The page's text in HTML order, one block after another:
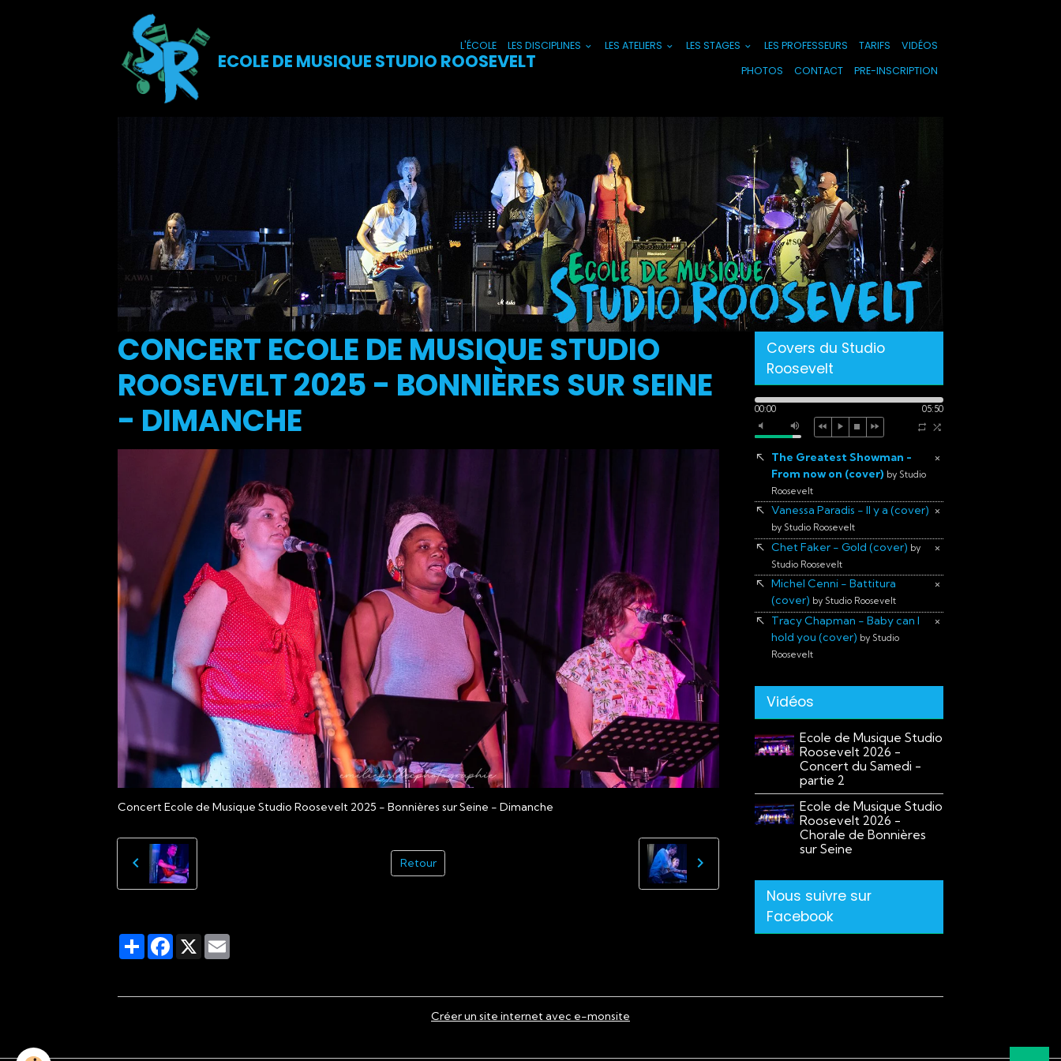
ECOLE DE MUSIQUE STUDIO ROOSEVELT
L'ÉCOLE LES DISCIPLINES LES ATELIERS LES STAGES LES PROFESSEURS TARIFS
VIDÉOS
PHOTOS
CONTACT PRE-INSCRIPTION
CONCERT ECOLE DE MUSIQUE STUDIO
ROOSEVELT 2025 - BONNIÈRES SUR SEINE
- DIMANCHE
Concert Ecole de Musique Studio Roosevelt 2025 - Bonnières sur Seine - Dimanche
Retour
PartagerFacebook
X
Covers du Studio
Roosevelt
00:00 05:50
×
The Greatest Showman -
From now on (cover) by Studio
Roosevelt
×
Vanessa Paradis - Il y a (cover)
by Studio Roosevelt
×
Chet Faker - Gold (cover) by
Studio Roosevelt
×
Michel Cenni - Battitura
(cover) by Studio Roosevelt
×
Tracy Chapman - Baby can I
hold you (cover) by Studio
Roosevelt
Vidéos
Ecole de Musique Studio
Roosevelt 2026 -
Concert du Samedi -
partie 2
Ecole de Musique Studio
Roosevelt 2026 -
Chorale de Bonnières
sur Seine
Nous suivre sur
Facebook
Créer un site internet avec e-monsite